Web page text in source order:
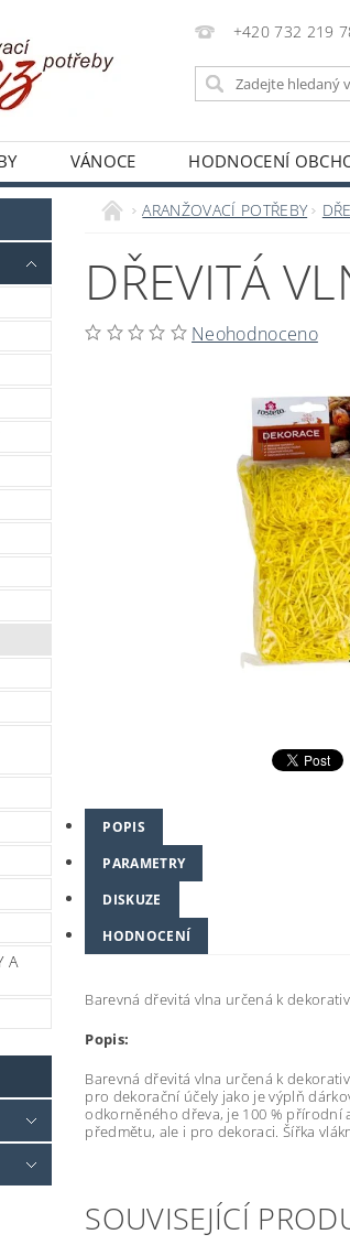
+420 732 219
VÁNOCE HODNOCENÍ
OCHRANY OSOBNÍCH ÚDAJŮ
A
ARANŽOVACÍ POTŘEBY
DŘEVITÁ
Neohodnoceno
POPIS
PARAMETRY
DISKUZE
HODNOCENÍ
Barevná dřevitá vlna určená k
Popis:
Barevná dřevitá vlna určená k
pro dekorační účely jako je výplň
odkorněného dřeva, je 100 % přírodní
předmětu, ale i pro dekoraci. Šířka
SOUVISEJÍCÍ